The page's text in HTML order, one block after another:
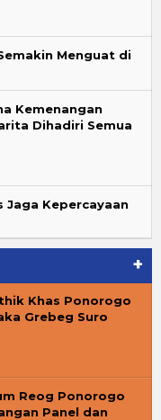
Menguat di
Kemenangan
Dihadiri Semua
Jaga Kepercayaan
+
Khas Ponorogo
Grebeg Suro
Reog Ponorogo
Panel dan